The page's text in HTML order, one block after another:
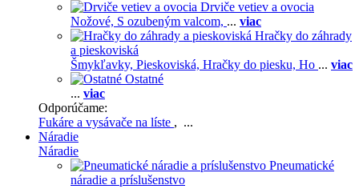
Drviče vetiev a ovocia
Nožové, S ozubeným valcom, ... viac
Hračky do záhrady
a pieskoviská
Šmykľavky, Pieskoviská, Hračky do piesku, Ho ... viac
Ostatné
... viac
Odporúčame:
Fukáre a vysávače na líste , ...
Náradie
Náradie
Pneumatické
náradie a príslušenstvo